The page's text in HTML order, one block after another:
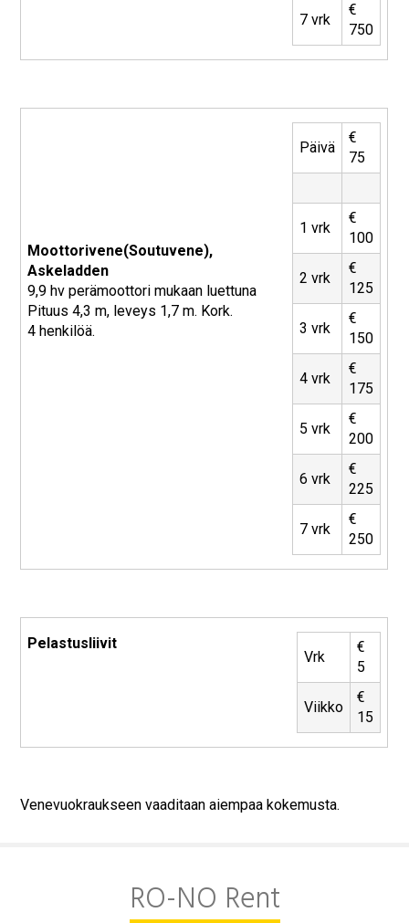
7 vrk
€
750
Moottorivene(Soutuvene),
Askeladden
9,9 hv perämoottori mukaan luettuna
Pituus 4,3 m, leveys 1,7 m. Kork.
4 henkilöä.
Päivä
€
75
1 vrk
€
100
2 vrk
€
125
3 vrk
€
150
4 vrk
€
175
5 vrk
€
200
6 vrk
€
225
7 vrk
€
250
Pelastusliivit
Vrk
€
5
Viikko
€
15
Venevuokraukseen vaaditaan aiempaa kokemusta.
RO-NO Rent